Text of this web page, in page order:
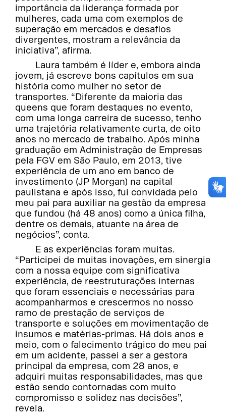
importância da liderança formada por
mulheres, cada uma com exemplos de
superação em mercados e desafios
divergentes, mostram a relevância da
iniciativa”, afirma.
Laura também é líder e, embora ainda
jovem, já escreve bons capítulos em sua
história como mulher no setor de
transportes. “Diferente da maioria das
queens que foram destaques no evento,
com uma longa carreira de sucesso, tenho
uma trajetória relativamente curta, de oito
anos no mercado de trabalho. Após minha
graduação em Administração de Empresas
pela FGV em São Paulo, em 2013, tive
experiência de um ano em banco de
investimento (JP Morgan) na capital
paulistana e após isso, fui convidada pelo
meu pai para auxiliar na gestão da empresa
que fundou (há 48 anos) como a única filha,
dentre os demais, atuante na área de
negócios”, conta.
E as experiências foram muitas.
“Participei de muitas inovações, em sinergia
com a nossa equipe com significativa
experiência, de reestruturações internas
que foram essenciais e necessárias para
acompanharmos e crescermos no nosso
ramo de prestação de serviços de
transporte e soluções em movimentação de
insumos e matérias-primas. Há dois anos e
meio, com o falecimento trágico do meu pai
em um acidente, passei a ser a gestora
principal da empresa, com 28 anos, e
adquiri muitas responsabilidades, mas que
estão sendo contornadas com muito
compromisso e solidez nas decisões”,
revela.